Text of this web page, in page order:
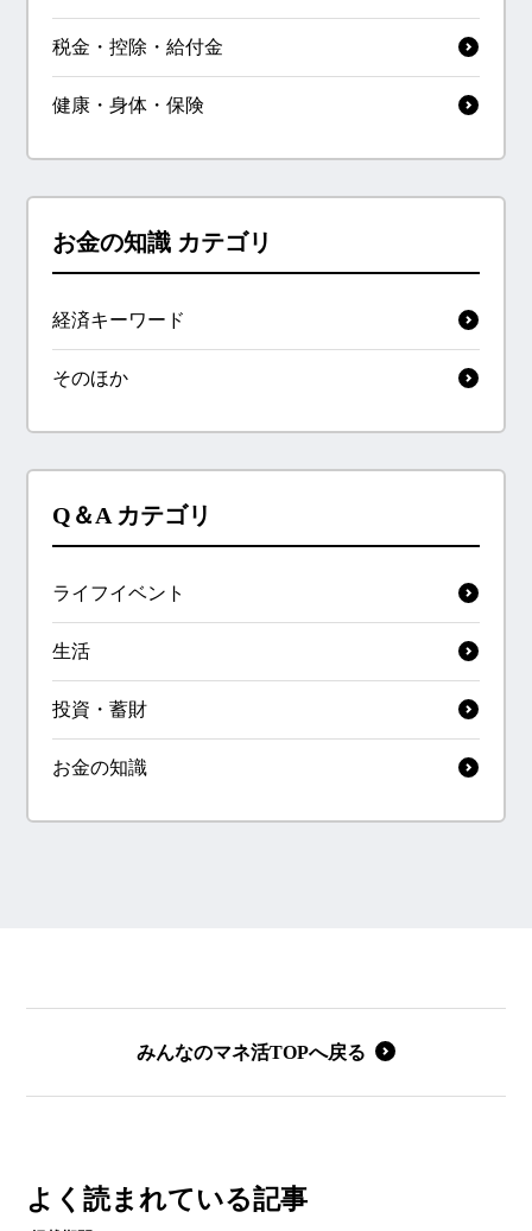
税金・控除・給付金
健康・身体・保険
お金の知識 カテゴリ
経済キーワード
そのほか
Q＆A カテゴリ
ライフイベント
生活
投資・蓄財
お金の知識
みんなのマネ活TOPへ戻る
よく読まれている記事